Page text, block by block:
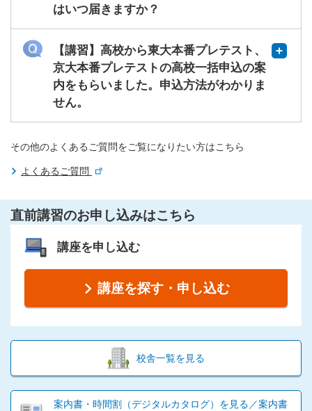
はいつ届きますか？
【講習】高校から東大本番プレテスト、
京大本番プレテストの高校一括申込の案
内をもらいました。申込方法がわかりま
せん。
その他のよくあるご質問をご覧になりたい方はこちら
よくあるご質問
直前講習のお申し込みはこちら
講座を申し込む
講座を探す・申し込む
校舎一覧を見る
案内書・時間割（デジタルカタログ）を見る／案内書